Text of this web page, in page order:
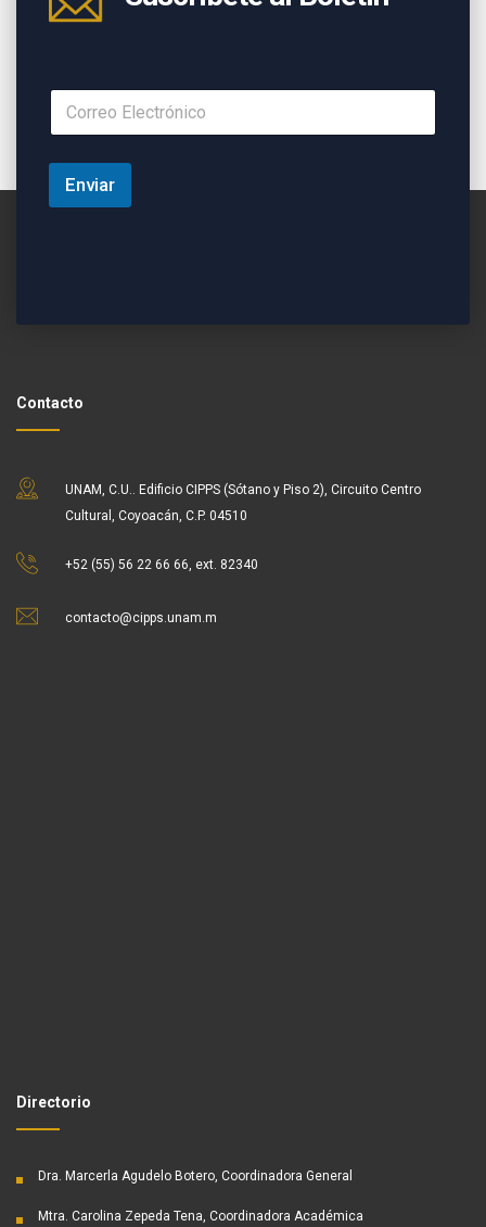
Enviar
Contacto
UNAM, C.U.. Edificio CIPPS (Sótano y Piso 2), Circuito Centro
Cultural, Coyoacán, C.P. 04510
+52 (55) 56 22 66 66, ext. 82340
contacto@cipps.unam.m
Directorio
Dra. Marcerla Agudelo Botero, Coordinadora General
Mtra. Carolina Zepeda Tena, Coordinadora Académica